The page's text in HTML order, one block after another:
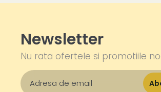
Newsletter
Nu rata ofertele si promotiile